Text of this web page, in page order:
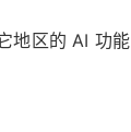
地区的 AI 功能